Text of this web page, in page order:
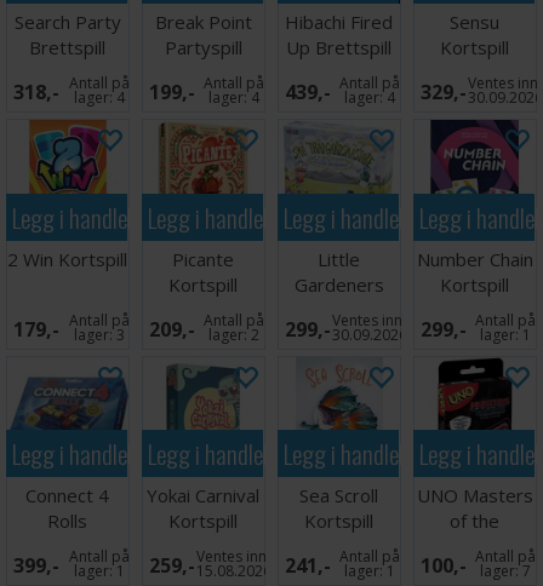
Search Party
Brettspill
318,- Antall på
lager:4
Break Point
Partyspill
199,- Antall på
lager:4
Hibachi Fired
Up Brettspill
439,- Antall på
lager:4
Sensu
Kortspill
329,-Ventes inn
30.09.2026
Legg i handlekurven
2 Win Kortspill
179,- Antall på
lager:3
Legg i handlekurven
Picante
Kortspill
209,- Antall på
lager:2
Legg i handlekurven
Little
Gardeners
Brettspill
299,-Ventes inn
30.09.2026
Legg i
Number Chain
Kortspill
299,- Antall på
lager:1
Legg i handlekurven
Connect 4
Rolls
Brettspill
399,- Antall på
lager:1
Legg i handlekurven
Yokai Carnival
Kortspill
259,-Ventes inn
15.08.2026
Legg i handlekurven
Sea Scroll
Kortspill
241,- Antall på
lager:1
Legg i
UNO Masters
of the
Universe
Kortspill
100,- Antall på
lager:7